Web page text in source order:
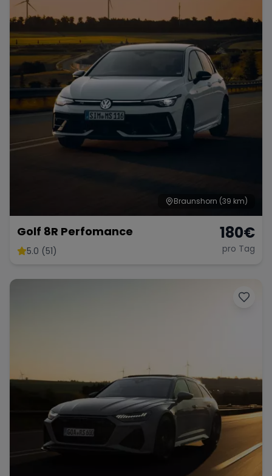
Braunshorn (39 km)
Golf 8R Perfomance
5.0 (51)
180€
pro Tag